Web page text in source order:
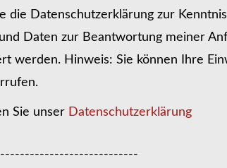
die Datenschutzerklärung zur
Daten zur Beantwortung meiner
werden. Hinweis: Sie können Ihre
Sie unser Datenschutzerklärung